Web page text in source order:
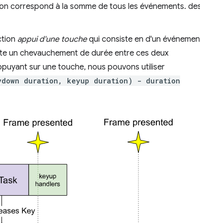
correspond à la somme de tous les événements.
appui d'une touchequi consiste en d'un
un chevauchement de durée entre ces deux
sur une touche, nous pouvons utiliser
duration, keyup duration) - duration